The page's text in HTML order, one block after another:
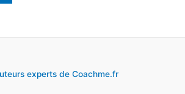
experts de Coachme.fr